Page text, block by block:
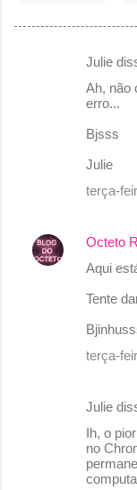
r
Julie
Ah, não
erro...
Bjsss
Julie
terça-
Octeto
Aqui
Tente
terça-
Julie
Ih, o
no